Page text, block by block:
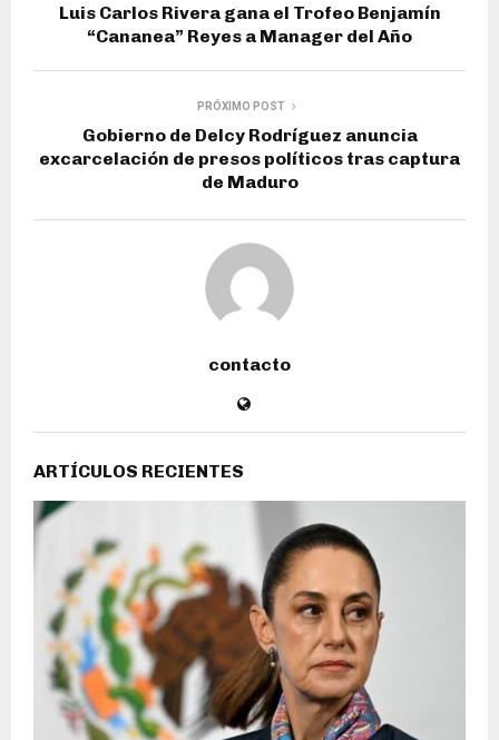
Luis Carlos Rivera gana el Trofeo Benjamín
“Cananea” Reyes a Manager del Año
PRÓXIMO POST
Gobierno de Delcy Rodríguez anuncia
excarcelación de presos políticos tras captura
de Maduro
contacto
ARTÍCULOS RECIENTES